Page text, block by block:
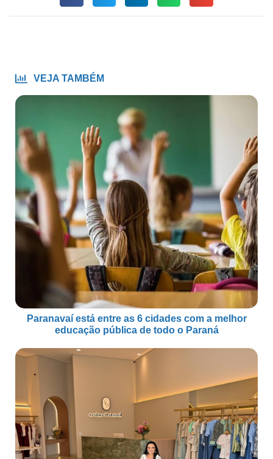
VEJA TAMBÉM
Paranavaí está entre as 6 cidades com a melhor
educação pública de todo o Paraná